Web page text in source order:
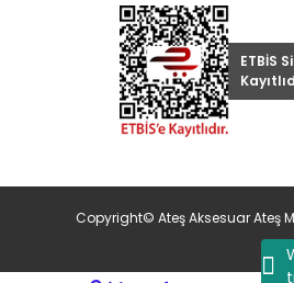
ETBİS
Copyright© Ateş Aksesuar Ateş